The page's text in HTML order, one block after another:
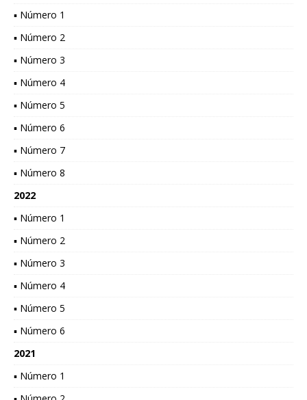
▪ Número 1
▪ Número 2
▪ Número 3
▪ Número 4
▪ Número 5
▪ Número 6
▪ Número 7
▪ Número 8
2022
▪ Número 1
▪ Número 2
▪ Número 3
▪ Número 4
▪ Número 5
▪ Número 6
2021
▪ Número 1